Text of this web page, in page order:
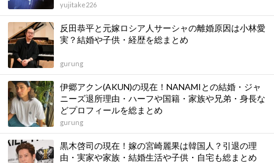
yujitake226
反田恭平と元嫁ロシア人サーシャの離婚原因は小林愛
実？結婚や子供・経歴を総まとめ
gurung
伊郷アクン(AKUN)の現在！NANAMIとの結婚・ジャ
ニーズ退所理由・ハーフや国籍・家族や兄弟・身長な
どプロフィールを総まとめ
gurung
黒木啓司の現在！嫁の宮崎麗果は韓国人？引退の理
由・実家や家族・結婚生活や子供・自宅も総まとめ